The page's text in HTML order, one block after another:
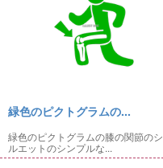
緑色のピクトグラムの...
緑色のピクトグラムの膝の関節のシ
ルエットのシンプルな...